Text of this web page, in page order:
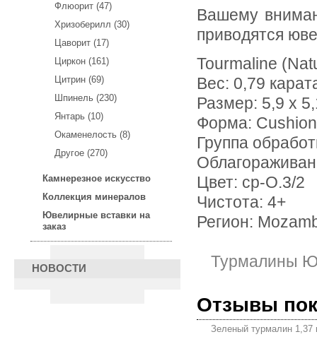
Флюорит (47)
Хризоберилл (30)
Цаворит (17)
Циркон (161)
Цитрин (69)
Шпинель (230)
Янтарь (10)
Окаменелость (8)
Другое (270)
Камнерезное искусство
Коллекция минералов
Ювелирные вставки на
заказ
НОВОСТИ
Вашему вниманию предлагается падпараджа турмалин! Ниже
приводятся
Tourmaline
Вес: 0,79
Размер: 5,9 х
Форма: Cushion
Группа
Цвет: ср-О.3/2
Чистота: 4+
Регион:
Турмалины
Отзывы
Зеленый турмалин 1,37